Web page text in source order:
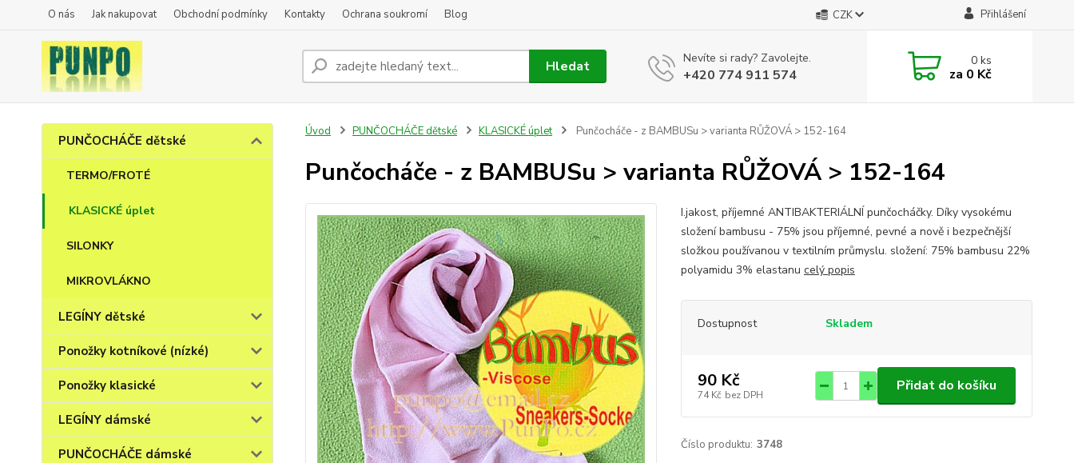
O nás Jak nakupovat Obchodní podmínky Kontakty Ochrana soukromí Blog CZK Přihlášení
Hledat Nevíte si rady? Zavolejte.
+420 774 911 574
0ks
za 0 Kč
PUNČOCHÁČE dětské
TERMO/FROTÉ
KLASICKÉ úplet
SILONKY
MIKROVLÁKNO
LEGÍNY dětské
Ponožky kotníkové (nízké)
Ponožky klasické
LEGÍNY dámské
PUNČOCHÁČE dámské
Úvod PUNČOCHÁČE dětské KLASICKÉ úplet Punčocháče - z BAMBUSu > varianta RŮŽOVÁ > 152-164
Punčocháče - z BAMBUSu > varianta RŮŽOVÁ > 152-164
I.jakost, příjemné ANTIBAKTERIÁLNÍ punčocháčky. Díky vysokému
složení bambusu - 75% jsou příjemné, pevné a nově i bezpečnější
složkou používanou v textilním průmyslu. složení: 75% bambusu 22%
polyamidu 3% elastanu celý popis
Dostupnost Skladem
90 Kč
74 Kč bez DPH
Přidat do košíku
Číslo produktu: 3748